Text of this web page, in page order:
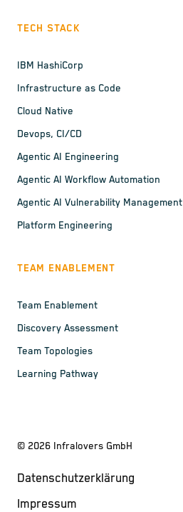
TECH STACK
IBM HashiCorp
Infrastructure as Code
Cloud Native
Devops, CI/CD
Agentic AI Engineering
Agentic AI Workflow Automation
Agentic AI Vulnerability Management
Platform Engineering
TEAM ENABLEMENT
Team Enablement
Discovery Assessment
Team Topologies
Learning Pathway
© 2026 Infralovers GmbH
Datenschutzerklärung
Impressum